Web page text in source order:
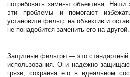
потребовать замены объектива.
эти проблемы и помогают
установите фильтр на объектив и
не понадобится заменить его на другой.
Защитные фильтры — это стандартный
использования. Они надежно
грязи, сохраняя его в идеальном